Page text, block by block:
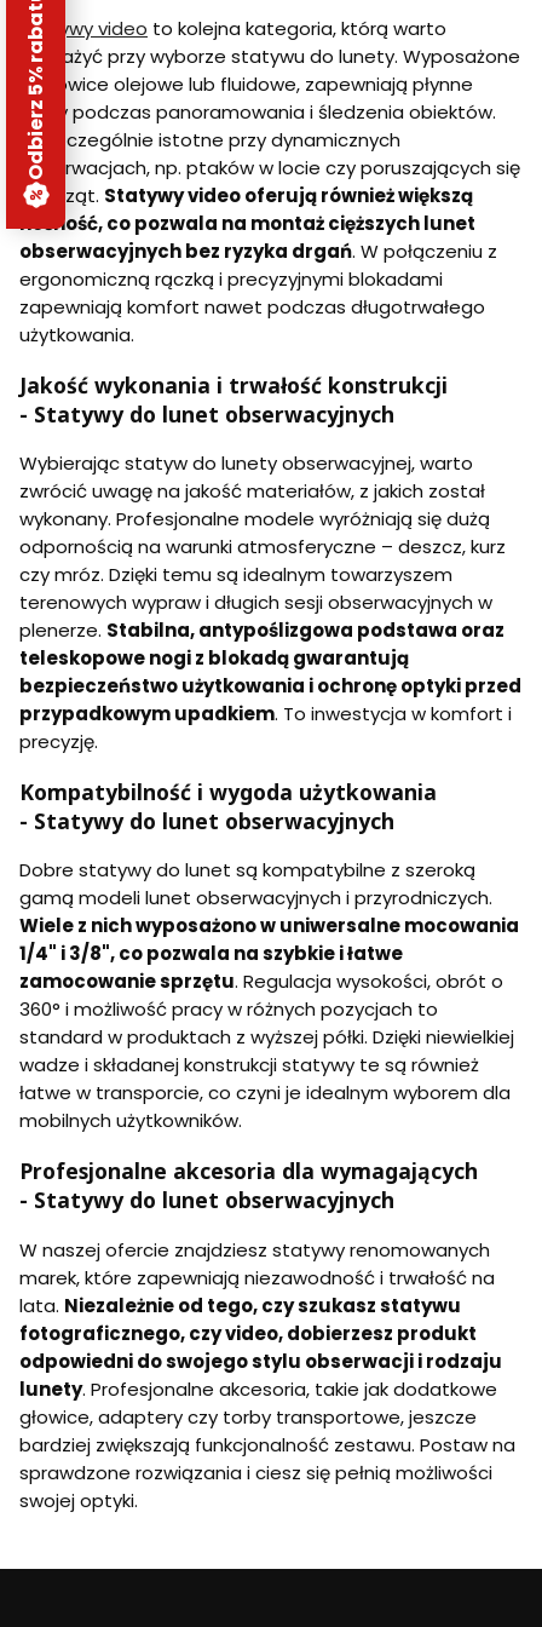
Statywy video to kolejna kategoria, którą warto
rozważyć przy wyborze statywu do lunety. Wyposażone
w głowice olejowe lub fluidowe, zapewniają płynne
ruchy podczas panoramowania i śledzenia obiektów.
To szczególnie istotne przy dynamicznych
obserwacjach, np. ptaków w locie czy poruszających się
zwierząt. Statywy video oferują również większą
nośność, co pozwala na montaż cięższych lunet
obserwacyjnych bez ryzyka drgań. W połączeniu z
ergonomiczną rączką i precyzyjnymi blokadami
zapewniają komfort nawet podczas długotrwałego
użytkowania.
Jakość wykonania i trwałość konstrukcji
- Statywy do lunet obserwacyjnych
Wybierając statyw do lunety obserwacyjnej, warto
zwrócić uwagę na jakość materiałów, z jakich został
wykonany. Profesjonalne modele wyróżniają się dużą
odpornością na warunki atmosferyczne – deszcz, kurz
czy mróz. Dzięki temu są idealnym towarzyszem
terenowych wypraw i długich sesji obserwacyjnych w
plenerze. Stabilna, antypoślizgowa podstawa oraz
teleskopowe nogi z blokadą gwarantują
bezpieczeństwo użytkowania i ochronę optyki przed
przypadkowym upadkiem. To inwestycja w komfort i
precyzję.
Kompatybilność i wygoda użytkowania
- Statywy do lunet obserwacyjnych
Dobre statywy do lunet są kompatybilne z szeroką
gamą modeli lunet obserwacyjnych i przyrodniczych.
Wiele z nich wyposażono w uniwersalne mocowania
1/4" i 3/8", co pozwala na szybkie i łatwe
zamocowanie sprzętu. Regulacja wysokości, obrót o
360° i możliwość pracy w różnych pozycjach to
standard w produktach z wyższej półki. Dzięki niewielkiej
wadze i składanej konstrukcji statywy te są również
łatwe w transporcie, co czyni je idealnym wyborem dla
mobilnych użytkowników.
Profesjonalne akcesoria dla wymagających
- Statywy do lunet obserwacyjnych
W naszej ofercie znajdziesz statywy renomowanych
marek, które zapewniają niezawodność i trwałość na
lata. Niezależnie od tego, czy szukasz statywu
fotograficznego, czy video, dobierzesz produkt
odpowiedni do swojego stylu obserwacji i rodzaju
lunety. Profesjonalne akcesoria, takie jak dodatkowe
głowice, adaptery czy torby transportowe, jeszcze
bardziej zwiększają funkcjonalność zestawu. Postaw na
sprawdzone rozwiązania i ciesz się pełnią możliwości
swojej optyki.
Odbierz 5% rabatu